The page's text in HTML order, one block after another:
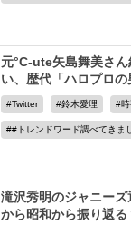
元°C-ute矢島舞美さ
い、歴代「ハロプロの
Twitter 鈴木愛理
#トレンドワード調べてきま
滝沢秀明のジャニー
から昭和から振り返る